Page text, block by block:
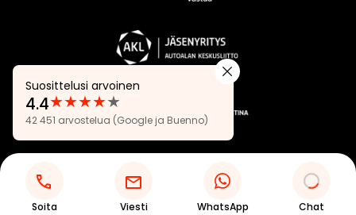
Soita Viesti WhatsApp Chat
Suosittelusi arvoinen
Arvostelut:
4.4
★★★★★
4.4
42 451 arvostelua (Google ja Buenno)
Tietosuojaseloste Evästeasetukset